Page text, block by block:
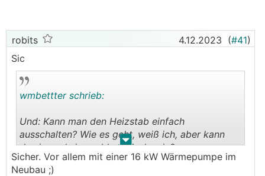
Vorlaufsoll: 29
Vorlauf-Ist: 29
Ich heize mein Haus auf 20 Grad.
Bitte geben Sie mir Bescheid, wenn ich weitere
Mir kommt der Verbrauch so extrem hoch vor ...
Vielen Dank!
robits 4.12.2023 (#41)
Sic
. .
wmbettter schrieb:
Und: Kann man den Heizstab einfach
ausschalten? Wie es geht, weiß ich, aber kann
das irgendwie problematisch sein?
Sicher. Vor allem mit einer 16 kW Wärmepumpe im
Neubau ;)